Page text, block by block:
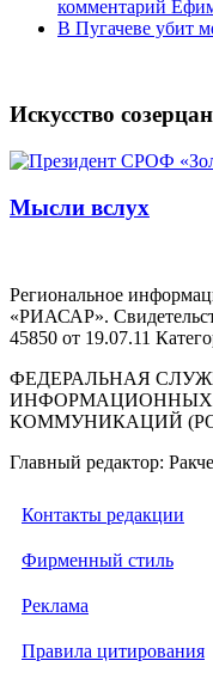
комментарий
В Пугачеве убит
Искусство
Мысли вслух
Региональное
«РИАСАР».
45850 от 19.07.11
ФЕДЕРАЛЬНАЯ
ИНФОРМАЦИОННЫХ
КОММУНИКАЦИЙ
Главный редактор:
Контакты редакции
Фирменный стиль
Реклама
Правила цитирования